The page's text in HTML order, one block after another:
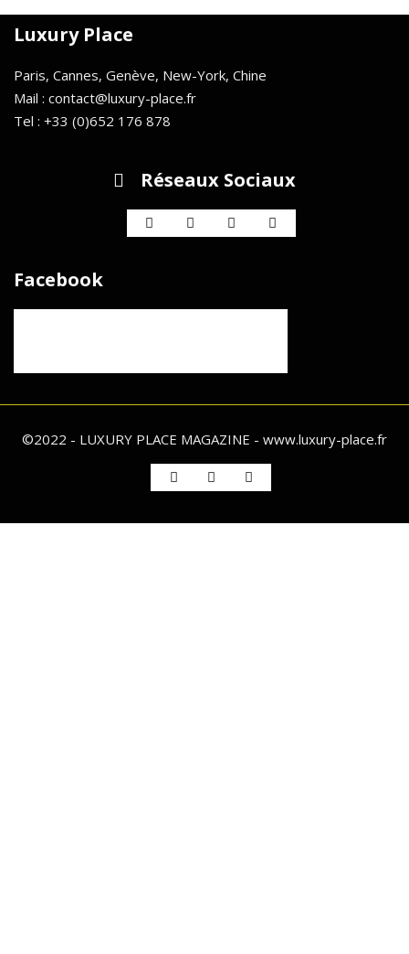
Luxury Place
Paris, Cannes, Genève, New-York, Chine
Mail : contact@luxury-place.fr
Tel : +33 (0)652 176 878
Réseaux Sociaux
Facebook
©2022 - LUXURY PLACE MAGAZINE - www.luxury-place.fr